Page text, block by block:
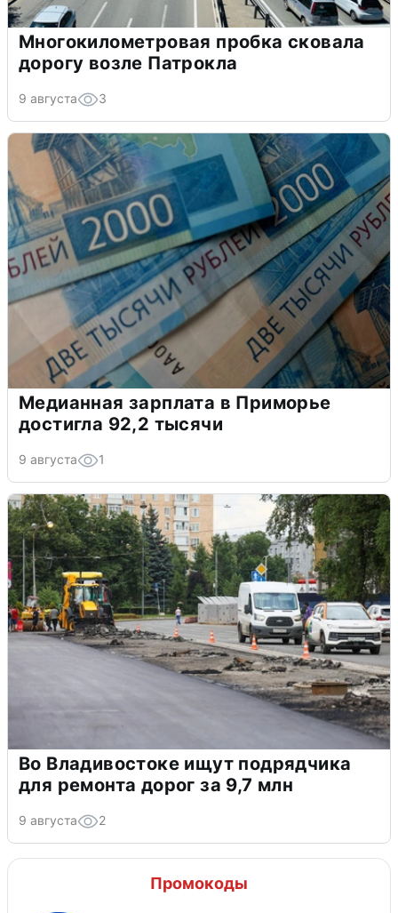
Многокилометровая пробка сковала
дорогу возле Патрокла
9 августа 3
Медианная зарплата в Приморье
достигла 92,2 тысячи
9 августа 1
Во Владивостоке ищут подрядчика
для ремонта дорог за 9,7 млн
9 августа 2
Промокоды